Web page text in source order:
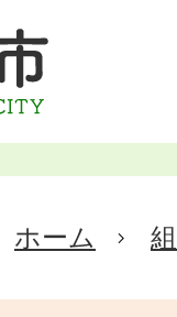
ホーム